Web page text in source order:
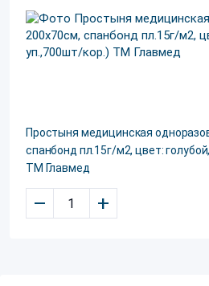
Простыня медицинская
спанбонд пл.15г/м2, цвет:
ТМ Главмед
– +